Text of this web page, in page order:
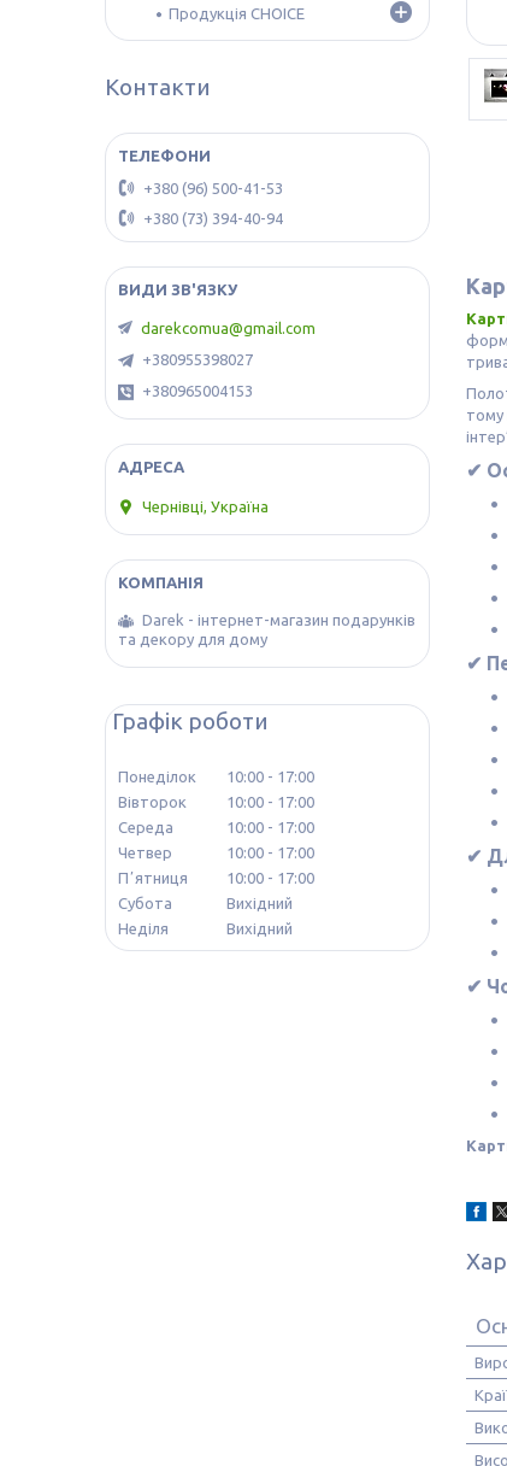
тому
✔
✔
✔
✔
Продукція CHOICE
Контакти
+380 (96) 500-41-53
+380 (73) 394-40-94
darekcomua@gmail.com
+380955398027
+380965004153
Чернівці, Україна
Darek - інтернет-магазин подарунків
та декору для дому
Графік роботи
Понеділок 10:00
17:00
Вівторок
10:00
17:00
Середа
10:00
17:00
Четвер
10:00
17:00
Пʼятниця
10:00
17:00
Субота
Вихідний
Неділя
Вихідний